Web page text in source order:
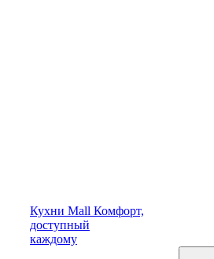
Кухни Mall Комфорт,
доступный
каждому